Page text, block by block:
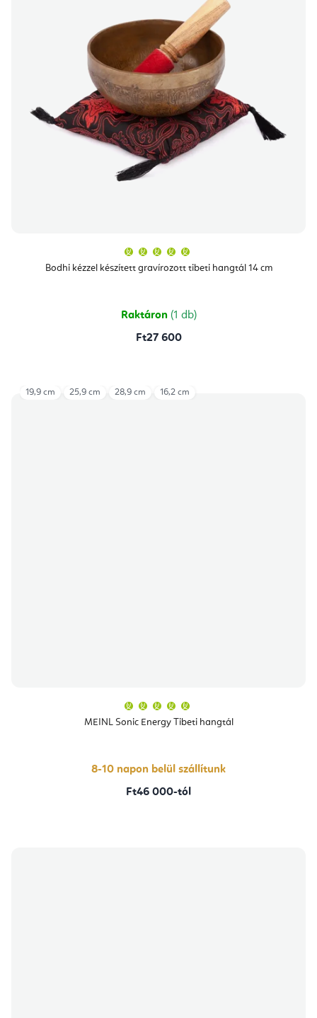
Bodhi kézzel készített gravírozott tibeti hangtál 14 cm
átlagos
értékelése
csillag.
Raktáron (1 db)
Ft27 600
MEINL Sonic Energy Tibeti hangtál
átlagos
értékelése
csillag.
8-10 napon belül szállítunk
Ft46 000-tól
19,9 cm 25,9 cm 28,9 cm 16,2 cm